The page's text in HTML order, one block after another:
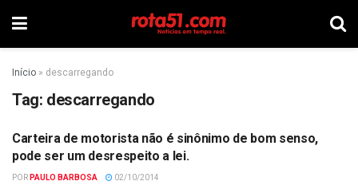
Início » descarregando
Tag: descarregando
POLÍCIA
Carteira de motorista não é sinônimo de bom senso,
pode ser um desrespeito a lei.
POR PAULO BARBOSA 02/10/2014